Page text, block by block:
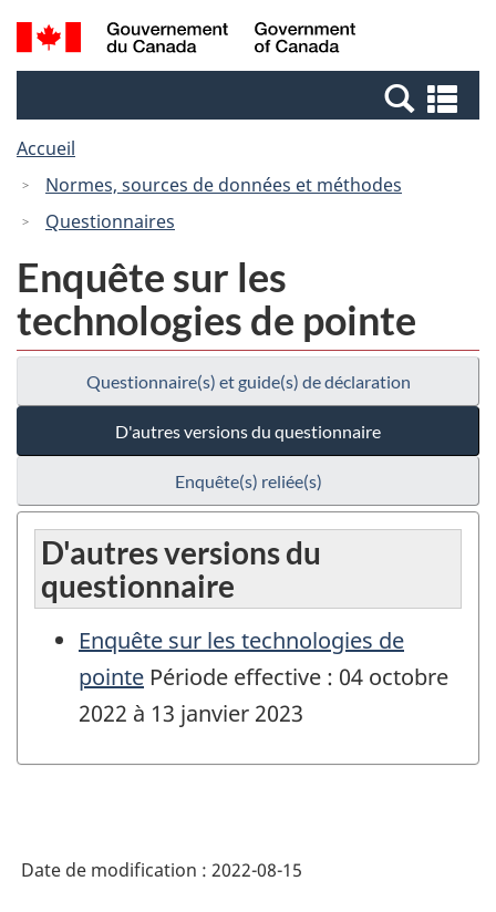
Passer
au
Passer
à
Canada
Recherche
et
et
Accueil
Normes, sources de données et méthodes
Questionnaires
Enquête sur les
technologies de pointe
Questionnaire(s) et guide(s) de déclaration
D'autres versions du questionnaire
Enquête(s) reliée(s)
D'autres versions du
questionnaire
Enquête sur les technologies de
pointe Période effective : 04 octobre
2022 à 13 janvier 2023
Date de modification : 2022-08-15